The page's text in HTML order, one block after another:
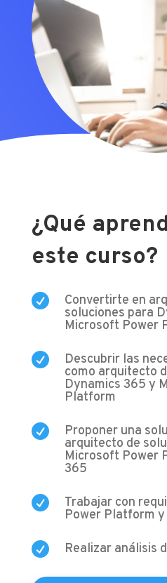
¿Qué
este curso?
 Convertirte en
soluciones para
Microsoft Power
 Descubrir las
como arquitecto
Dynamics 365 y
Platform
 Proponer una
arquitecto de
Microsoft Power
365
 Trabajar con
Power Platform
 Realizar análisis